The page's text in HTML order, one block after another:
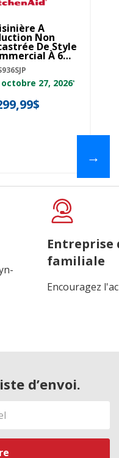
À
Non
De Style
À 6
Avec
À Air
De 36
octobre 27, 2026*
→
Entreprise
familiale
Encouragez
d’envoi.